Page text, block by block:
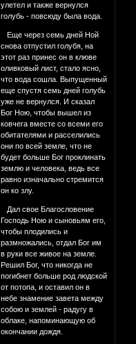
улетел и также вернулся
голубь - повсюду была вода.
Еще через семь дней Ной
снова отпустил голубя, на
этот раз принес он в клюве
оливковый лист, стало ясно,
что вода сошла. Выпущенный
еще спустя семь дней голубь
уже не вернулся. И сказал
Бог Ною, чтобы вышел из
ковчега вместе со всеми его
обитателями и расселились
они по всей земле, что не
будет больше Бог проклинать
землю и человека, ведь все
равно изначально стремится
он ко злу.
Дал свое Благословение
Господь Ною и сыновьям его,
чтобы плодились и
размножались, отдал Бог им
в руки все живое на земле.
Решил Бог, что никогда не
погибнет больше род людской
от потопа, и оставил он в
небе знамение завета между
собою и землей - радугу в
облаке, напоминающую об
окончании дождя.